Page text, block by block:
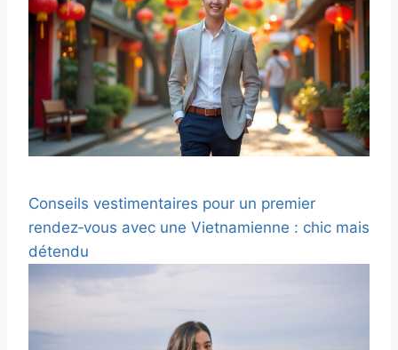
Conseils vestimentaires pour un premier
rendez‑vous avec une Vietnamienne : chic mais
détendu